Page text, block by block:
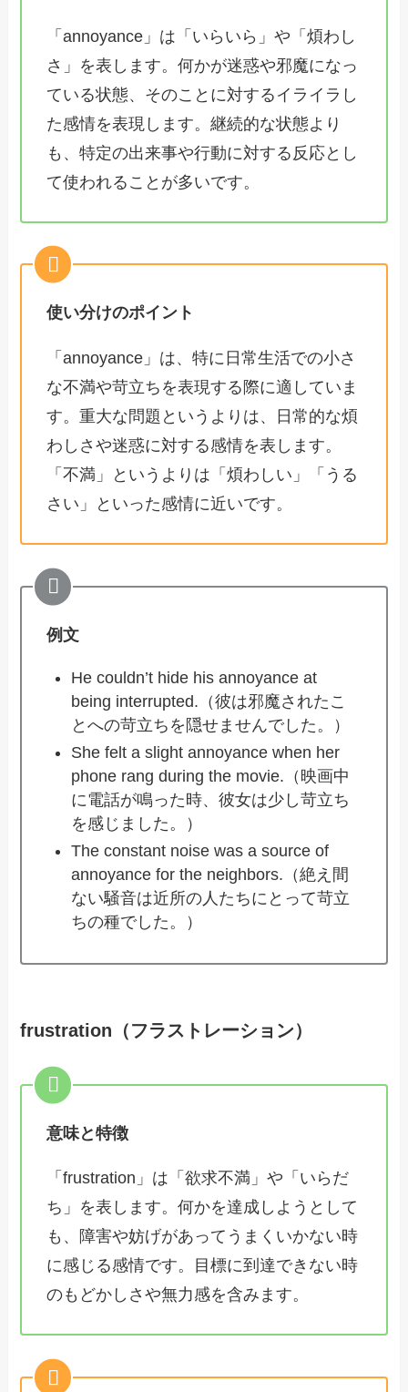
「annoyance」は「いらいら」や「煩わし
さ」を表します。何かが迷惑や邪魔になっ
ている状態、そのことに対するイライラし
た感情を表現します。継続的な状態より
も、特定の出来事や行動に対する反応とし
て使われることが多いです。
使い分けのポイント
「annoyance」は、特に日常生活での小さ
な不満や苛立ちを表現する際に適していま
す。重大な問題というよりは、日常的な煩
わしさや迷惑に対する感情を表します。
「不満」というよりは「煩わしい」「うる
さい」といった感情に近いです。
例文
He couldn’t hide his annoyance at
being interrupted.（彼は邪魔されたこ
とへの苛立ちを隠せませんでした。）
She felt a slight annoyance when her
phone rang during the movie.（映画中
に電話が鳴った時、彼女は少し苛立ち
を感じました。）
The constant noise was a source of
annoyance for the neighbors.（絶え間
ない騒音は近所の人たちにとって苛立
ちの種でした。）
frustration（フラストレーション）
意味と特徴
「frustration」は「欲求不満」や「いらだ
ち」を表します。何かを達成しようとして
も、障害や妨げがあってうまくいかない時
に感じる感情です。目標に到達できない時
のもどかしさや無力感を含みます。